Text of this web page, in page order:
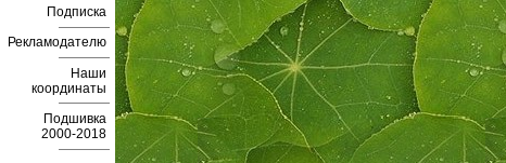
Подписка
Рекламодателю
Наши
координаты
Подшивка
2000-2018